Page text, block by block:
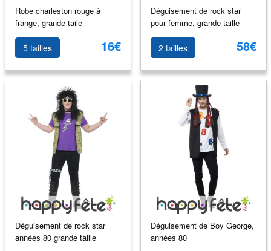
Robe charleston rouge à
frange, grande taile
5 tailles 16€
Déguisement de rock star
pour femme, grande taille
2 tailles 58€
Déguisement de rock star
années 80 grande taille
Déguisement de Boy George,
années 80